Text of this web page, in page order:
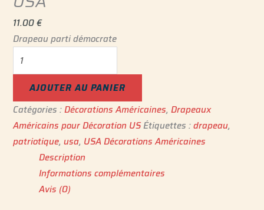
11.00€
Drapeau parti démocrate
AJOUTER AU PANIER
Catégories :Décorations Américaines,Drapeaux
Américains pour Décoration USÉtiquettes :drapeau,
patriotique,usa, USA Décorations Américaines
Description
Informations complémentaires
Avis (0)